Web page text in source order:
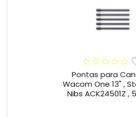
Pontas para
Wacom One 13" ,
Nibs ACK24501Z ,